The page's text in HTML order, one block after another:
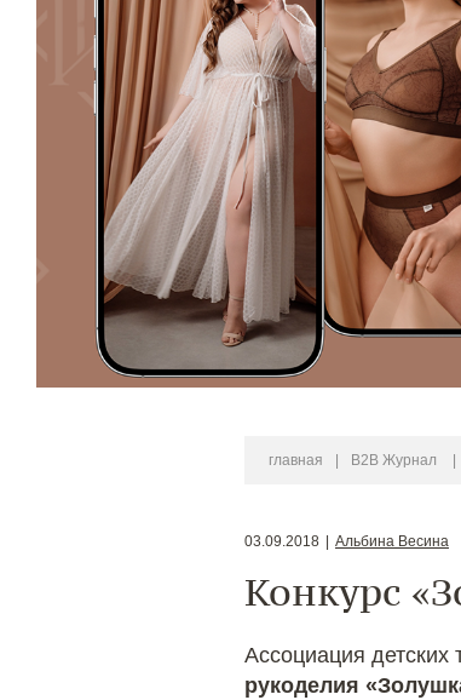
главная B2B Журнал
03.09.2018 Альбина Весина
Конкурс
Ассоциация детских
рукоделия